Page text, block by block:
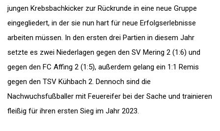
jungen Krebsbachkicker zur Rückrunde in eine neue Gruppe
eingegliedert, in der sie nun hart für neue Erfolgserlebnisse
arbeiten müssen. In den ersten drei Partien in diesem Jahr
setzte es zwei Niederlagen gegen den SV Mering 2 (1:6) und
gegen den FC Affing 2 (1:5), außerdem gelang ein 1:1 Remis
gegen den TSV Kühbach 2. Dennoch sind die
Nachwuchsfußballer mit Feuereifer bei der Sache und trainieren
fleißig für ihren ersten Sieg im Jahr 2023.